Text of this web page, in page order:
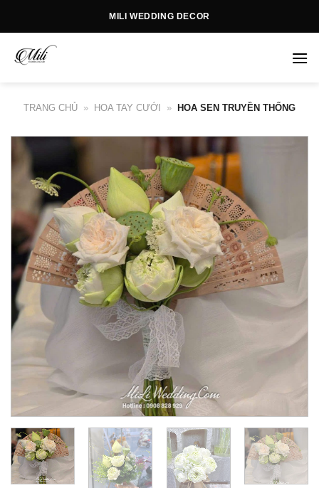
MILI WEDDING DECOR
TRANG CHỦ » HOA TAY CƯỚI » HOA SEN TRUYỀN THỐNG